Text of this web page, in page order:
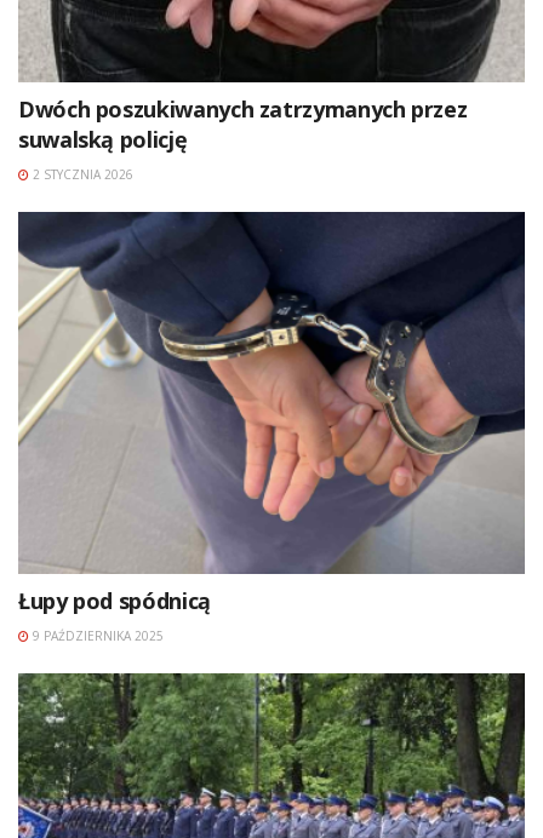
Dwóch poszukiwanych zatrzymanych przez
suwalską policję
2 STYCZNIA 2026
Łupy pod spódnicą
9 PAŹDZIERNIKA 2025